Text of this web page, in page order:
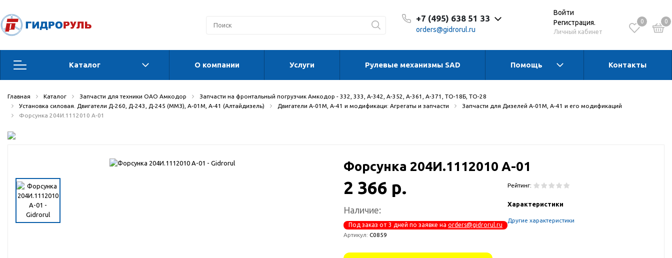
+7 (495) 638 51 33
orders@gidrorul.ru
С 8:30 до 17:30 Пн-Чт
Войти
Регистрация.
Личный кабинет
0 0
Каталог
Запчасти для техники ОАО Амкодор
Запчасти для Орловских погрузчиков и
Радиаторы, охладители, калориферы,
Гидравлические системы
Гидроцилиндры для спецтехники
О компании Услуги Рулевые механизмы SAD Помощь Контакты
Главная Каталог Запчасти для техники ОАО Амкодор
Запчасти на фронтальный погрузчик Амкодор - 332, 333, А-342, А-352, А-361, А-371, ТО-18Б, ТО-28
Установка силовая. Двигатели Д-260, Д-243, Д-245 (ММЗ), А-01М, А-41 (Алтайдизель)
Двигатели А-01М, А-41 и модификаци: Агрегаты и запчасти
Запчасти для Дизелей А-01М, А-41 и его модификаций
Форсунка 204И.1112010 А-01
Форсунка 204И.1112010 А-01
2 366 р.
Наличие:
Под заказ от 3 дней по заявке на orders@gidrorul.ru
Артикул: С0859
Характеристики
Другие характеристики
Рейтинг: